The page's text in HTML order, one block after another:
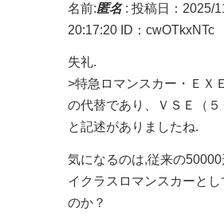
名前:匿名: 投稿日：2025/
20:17:20 ID：cwOTkxNTc
失礼.
>特急ロマンスカー・ＥＸ
の代替であり、ＶＳＥ（
と記述がありましたね.
気になるのは,従来の
イクラスロマンスカーと
のか？